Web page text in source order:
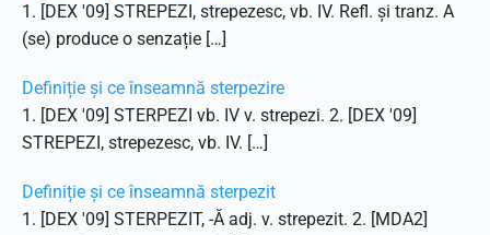
1. [DEX '09] STREPEZI, strepezesc, vb. IV. Refl. și tranz. A
(se) produce o senzație […]
Definiție și ce înseamnă sterpezire
1. [DEX '09] STERPEZI vb. IV v. strepezi. 2. [DEX '09]
STREPEZI, strepezesc, vb. IV. […]
Definiție și ce înseamnă sterpezit
1. [DEX '09] STERPEZIT, -Ă adj. v. strepezit. 2. [MDA2]